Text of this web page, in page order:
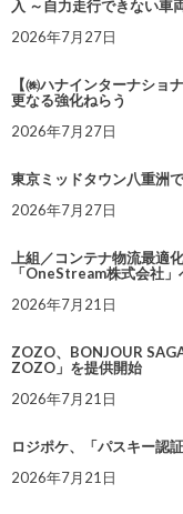
入 ～自力走行できない車
2026年7月27日
【㈱ハナインターナショ
更なる強化ねらう
2026年7月27日
東京ミッドタウン八重洲
2026年7月27日
上組／コンテナ物流最適
「OneStream株式会社
2026年7月21日
ZOZO、BONJOUR
ZOZO」を提供開始
2026年7月21日
ロジポケ、「パスキー認
2026年7月21日